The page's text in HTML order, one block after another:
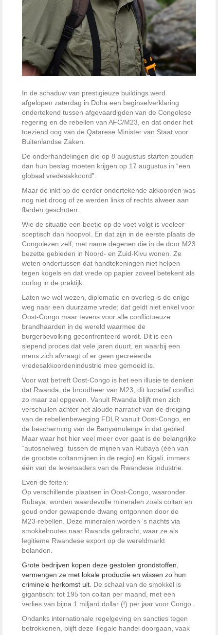
In de schaduw van prestigieuze buildings werd
afgelopen zaterdag in Doha een beginselverklaring
ondertekend tussen afgevaardigden van de Congolese
regering en de rebellen van AFC/M23, en dat onder het
toeziend oog van de Qatarese Minister van Staat voor
Buitenlandse Zaken.
De onderhandelingen die op 8 augustus starten zouden
dan hun beslag moeten krijgen op 17 augustus in “een
globaal vredesakkoord”.
Maar de inkt op de eerder ondertekende akkoorden was
nog niet droog of ze werden links of rechts alweer aan
flarden geschoten.
Wie de situatie een beetje op de voet volgt is veeleer
sceptisch dan hoopvol. En dat zijn in de eerste plaats de
Congolezen zelf, met name degenen die in de door M23
bezette gebieden in Noord- en Zuid-Kivu wonen. Ze
weten ondertussen dat handtekeningen niet helpen
tegen kogels en dat vrede op papier zoveel betekent als
oorlog in de praktijk.
Laten we wel wezen, diplomatie en overleg is de enige
weg naar een duurzame vrede; dat geldt niet enkel voor
Oost-Congo maar tevens voor alle conflictueuze
brandhaarden in de wereld waarmee de
burgerbevolking geconfronteerd wordt. Dit is een
slepend proces dat vele jaren duurt, en waarbij een
mens zich afvraagt of er geen gecreëerde
vredesakkoordenindustrie mee gemoeid is.
Voor wat betreft Oost-Congo is het een illusie te denken
dat Rwanda, de broodheer van M23, dit lucratief conflict
zo maar zal opgeven. Vanuit Rwanda blijft men zich
verschuilen achter het aloude narratief van de dreiging
van de rebellenbeweging FDLR vanuit Oost-Congo, en
de bescherming van de Banyamulenge in dat gebied.
Maar waar het hier veel meer over gaat is de belangrijke
“autosnelweg” tussen de mijnen van Rubaya (één van
de grootste coltanmijnen in de regio) en Kigali, immers
één van de levensaders van de Rwandese industrie.
Even de feiten:
Op verschillende plaatsen in Oost-Congo, waaronder
Rubaya, worden waardevolle mineralen zoals coltan en
goud onder gewapende dwang ontgonnen door de
M23-rebellen. Deze mineralen worden ’s nachts via
smokkelroutes naar Rwanda gebracht, waar ze als
legitieme Rwandese export op de wereldmarkt
belanden.
Grote bedrijven kopen deze gestolen grondstoffen,
vermengen ze met lokale productie en wissen zo hun
criminele herkomst uit. De schaal van de smokkel is
gigantisch: tot 195 ton coltan per maand, met een
verlies van bijna 1 miljard dollar (!) per jaar voor Congo.
Ondanks internationale regelgeving en sancties tegen
betrokkenen, blijft deze illegale handel doorgaan, vaak